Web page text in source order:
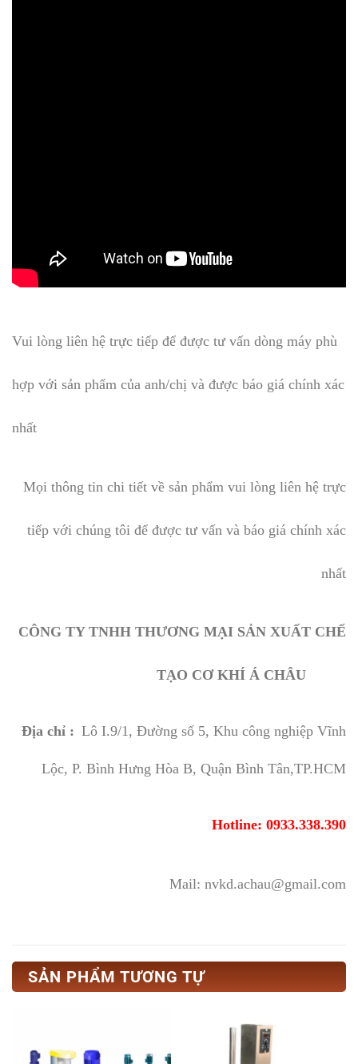
Vui lòng liên hệ trực tiếp để được tư vấn dòng máy phù
hợp với sản phẩm của anh/chị và được báo giá chính xác
nhất
Mọi thông tin chi tiết về sản phẩm vui lòng liên hệ trực
tiếp với chúng tôi để được tư vấn và báo giá chính xác
nhất
CÔNG TY TNHH THƯƠNG MẠI SẢN XUẤT CHẾ
TẠO CƠ KHÍ Á CHÂU
Địa chỉ : Lô I.9/1, Đường số 5, Khu công nghiệp Vĩnh
Lộc, P. Bình Hưng Hòa B, Quận Bình Tân,TP.HCM
Hotline: 0933.338.390
Mail: nvkd.achau@gmail.com
SẢN PHẨM TƯƠNG TỰ